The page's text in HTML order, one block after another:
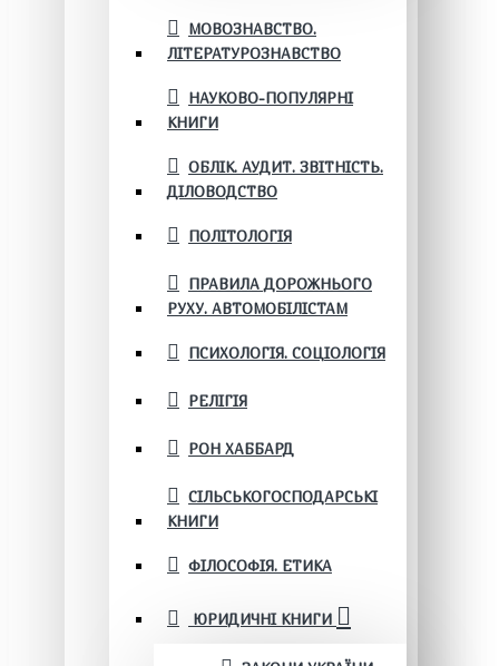
МОВОЗНАВСТВО.
ЛІТЕРАТУРОЗНАВСТВО
НАУКОВО-ПОПУЛЯРНІ
КНИГИ
ОБЛІК. АУДИТ. ЗВІТНІСТЬ.
ДІЛОВОДСТВО
ПОЛІТОЛОГІЯ
ПРАВИЛА ДОРОЖНЬОГО
РУХУ. АВТОМОБІЛІСТАМ
ПСИХОЛОГІЯ. СОЦІОЛОГІЯ
РЕЛІГІЯ
РОН ХАББАРД
СІЛЬСЬКОГОСПОДАРСЬКІ
КНИГИ
ФІЛОСОФІЯ. ЕТИКА
ЮРИДИЧНІ КНИГИ